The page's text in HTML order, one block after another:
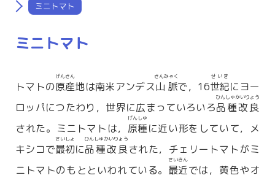
ミニトマト
ミニトマト
トマトの原産
げんさん
地は南米アンデス山脈
さんみゃく
で，16世紀
せいき
にヨー
ロッパにつたわり，世界に広まっていろいろ品種改良
ひんしゅかいりょう
された。ミニトマトは， 原種
げんしゅ
に近い形をしていて，メ
キシコで最初
さいしょ
に品種改良
ひんしゅかいりょう
された，チェリートマトがミ
ニトマトのもとといわれている。 最近
さいきん
では，黄色やオ